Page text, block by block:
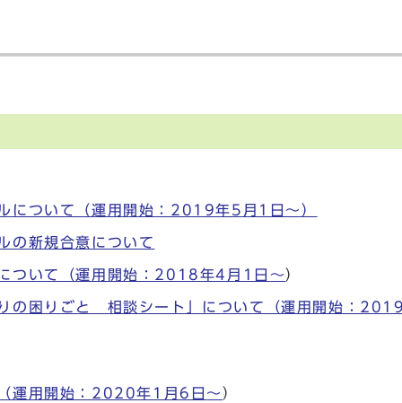
について（運用開始：2019年5月1日〜）
の新規合意について
ついて（運用開始：2018年4月1日 〜）
の困りごと 相談シート」について（運用開始：
運用開始：2020年1月6日 〜 ）